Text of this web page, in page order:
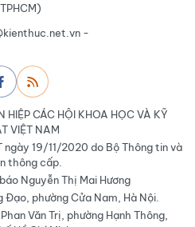
-
CÁC HỘI KHOA HỌC VÀ KỸ
VIỆT NAM
19/11/2020 do Bộ Thông tin và
thông cấp.
Nguyễn Thị Mai Hương
Đạo, phường Cửa Nam, Hà Nội.
Văn Trị, phường Hạnh Thông,